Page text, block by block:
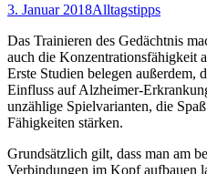
3. Januar 2018Alltagstipps
Das Trainieren des Gedächtnis
auch die Konzentrationsfähigkeit
Erste Studien belegen außerdem,
Einfluss auf Alzheimer-
unzählige Spielvarianten, die
Fähigkeiten stärken.
Grundsätzlich gilt, dass man am
Verbindungen im Kopf aufbauen